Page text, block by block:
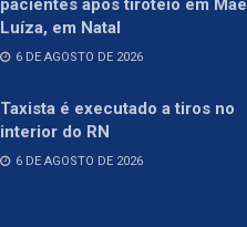
pacientes após tiroteio em Mãe
Luíza, em Natal
6 DE AGOSTO DE 2026
Taxista é executado a tiros no
interior do RN
6 DE AGOSTO DE 2026